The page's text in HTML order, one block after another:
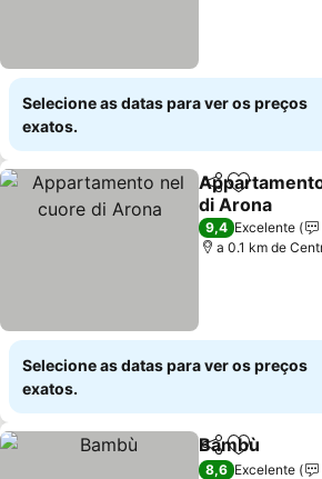
Selecione as datas para ver os preços
exatos.
PartilharAdicionar
di Arona
9,4 Excelente
a 0.1 km de
Selecione as datas para ver os preços
exatos.
PartilharAdicionar
Bambù
8,6 Excelente